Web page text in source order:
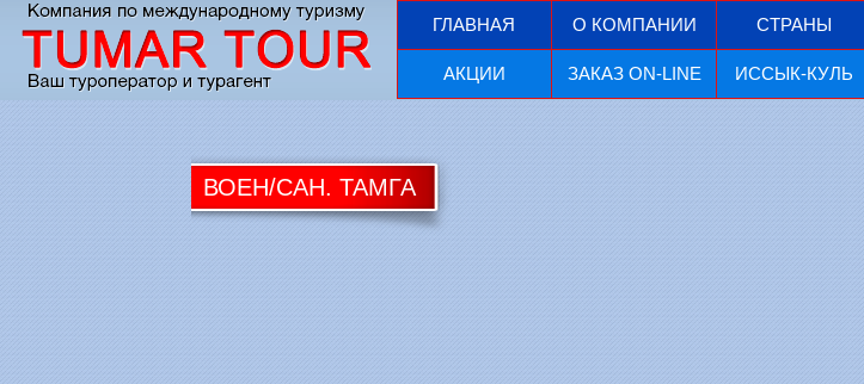
ГЛАВНАЯ О КОМПАНИИ СТРАНЫ
АКЦИИ ЗАКАЗ ON-LINE ИССЫК-КУЛЬ
ВОЕН/САН. ТАМГА